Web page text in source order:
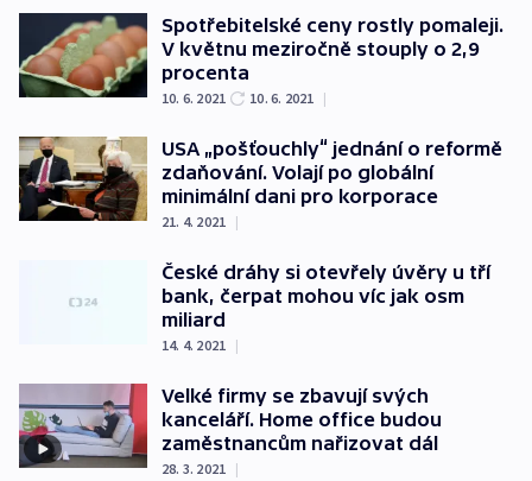
Spotřebitelské ceny rostly pomaleji.
V květnu meziročně stouply o 2,9
procenta
10. 6. 2021 10. 6. 2021 |
USA „pošťouchly“ jednání o reformě
zdaňování. Volají po globální
minimální dani pro korporace
21. 4. 2021 |
České dráhy si otevřely úvěry u tří
bank, čerpat mohou víc jak osm
miliard
14. 4. 2021 |
Velké firmy se zbavují svých
kanceláří. Home office budou
zaměstnancům nařizovat dál
28. 3. 2021 |